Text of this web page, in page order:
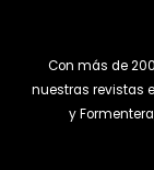
Con más de
nuestras revistas
y